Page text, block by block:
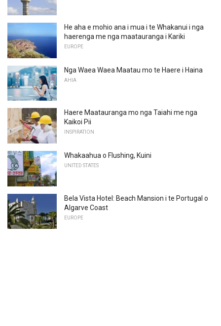
He aha e mohio ana i mua i te Whakanui i nga
haerenga me nga maatauranga i Kariki
EUROPE
Nga Waea Waea Maatau mo te Haere i Haina
AHIA
Haere Maatauranga mo nga Taiahi me nga
Kaikoi Pii
INSPIRATION
Whakaahua o Flushing, Kuini
UNITED STATES
Bela Vista Hotel: Beach Mansion i te Portugal o
Algarve Coast
EUROPE